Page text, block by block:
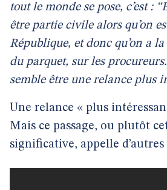
tout le monde se pose, c’est :
être partie civile alors qu’on
République, et donc qu’on a
du parquet, sur les
semble être une relance plus
Une relance « plus
Mais ce passage, ou plutôt
significative, appelle